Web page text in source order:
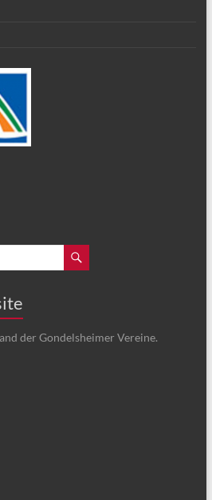
der Gondelsheimer Vereine.